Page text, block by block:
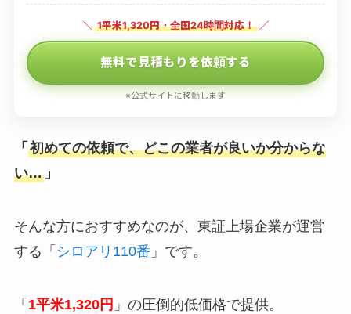
＼ 1平米1,320円・全国24時間対応！ ／
無料で見積もりを依頼する
※公式サイトに移動します
「 初めての依頼で、どこの業者が良いか分からな
い…」
そんな方におすすめなのが、東証上場企業が運営
する「 シロアリ110番 」です。
「 1平米1,320円 」の圧倒的低価格で提供。